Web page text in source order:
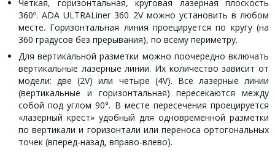
Четкая, горизонтальная, круговая лазерная плоскость
360º. ADA ULTRALiner 360 2V можно установить в любом
месте. Горизонтальная линия проецируется по кругу (на
360 градусов без прерывания), по всему периметру.
Для вертикальной разметки можно поочередно включать
вертикальные лазерные линии. Их количество зависит от
модели: две (2V) или четыре (4V). Все лазерные линии
(вертикальные и горизонтальная) пересекаются между
собой под углом 90°. В месте пересечения проецируется
«лазерный крест» удобный для одновременной разметки
по вертикали и горизонтали или переноса ортогональных
точек (вперед-назад, вправо-влево).